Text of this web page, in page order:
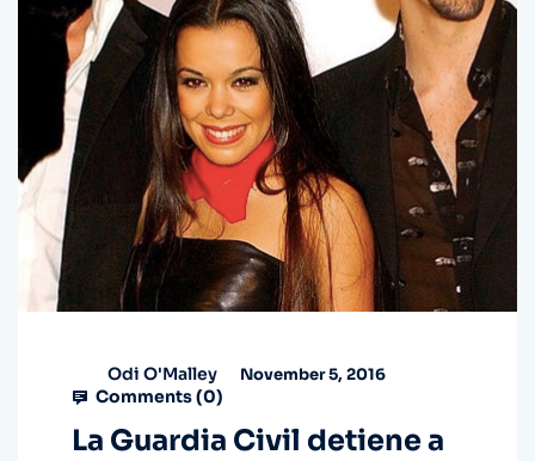
Odi O'Malley November 5, 2016
Comments (0)
La Guardia Civil detiene a